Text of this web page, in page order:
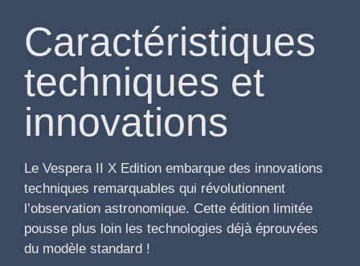
Caractéristiques
techniques et
innovations
Le Vespera II X Edition embarque des innovations
techniques remarquables qui révolutionnent
l’observation astronomique. Cette édition limitée
pousse plus loin les technologies déjà éprouvées
du modèle standard !